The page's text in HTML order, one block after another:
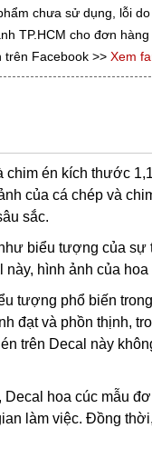
chưa sử dụng, lỗi
TP.HCM cho đơn
trên Facebook >> Xem
én kích thước
của cá chép và
sắc.
biểu tượng của
hình ảnh của
tượng phổ biến
đạt và phồn thịnh,
trên Decal này
hoa cúc mẫu
làm việc. Đồng